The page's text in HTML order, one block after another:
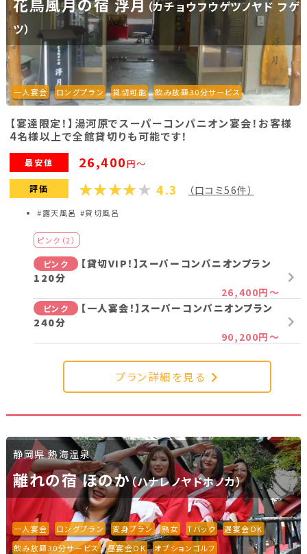
九州・沖縄
福岡県(2) 熊本県(2)
ピンク
【一人宴会】シースルーコンパニオンパック
120分～480分
37,200円～
ピンク
【一人宴会】CS変身パック（コスチューム→
シースルー）120分・180分
35,100円～
ピンク
【一人宴会】NS変身パック（ノーマル→シー
スルー）120分・180分
32,900円～
パニオンパック120分・180分
プラン詳細を見る
（カチョウフウゲツノヤド フゲ
ツ）
一人宴会 ロングプラン 貸切可能 飲み放題30分サービス
【宴達限定！】湯河原でスーパーコンパニオン宴会！お客様
4名様以上で全館貸切りも可能です！
最安値 26,400円～
評価 4.3 （口コミ56件）
#露天風呂 #貸切風呂
ピンク（2）
ピンク
【貸切VIP！】スーパーコンパニオンプラン
120分
26,400円～
ピンク
【一人宴会！】スーパーコンパニオンプラン
240分
90,200円～
プラン詳細を見る
静岡県 熱海温泉
離れの宿 ほのか（ハナレノヤドホノカ）
一人宴会 ロングプラン 変身プラン 熟女 Tバック
遅宴会OK
飲み放題30分サービス
昼宴会OK
オプションゴルフ